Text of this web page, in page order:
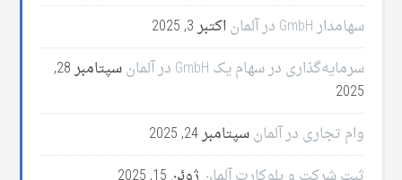
سهامدار GmbH در آلمان
اکتبر 3, 2025
سرمایه‌گذاری در سهام یک GmbH در آلمان
سپتامبر 28,
2025
وام تجاری در آلمانسپتامبر 24, 2025